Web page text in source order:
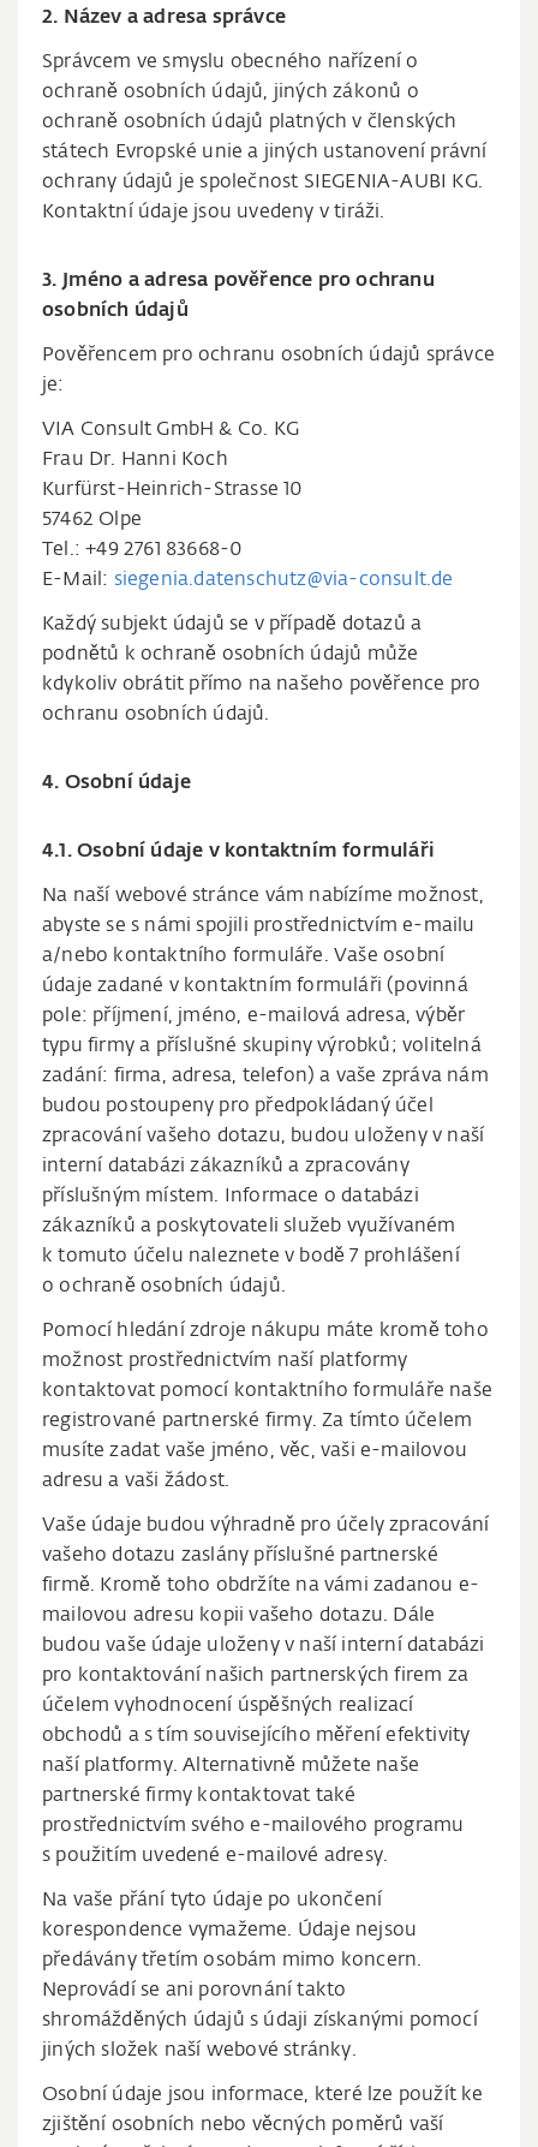
2. Název a adresa správce
Správcem ve smyslu obecného nařízení o
ochraně osobních údajů, jiných zákonů o
ochraně osobních údajů platných v členských
státech Evropské unie a jiných ustanovení právní
ochrany údajů je společnost SIEGENIA-AUBI KG.
Kontaktní údaje jsou uvedeny v tiráži.
3. Jméno a adresa pověřence pro ochranu
osobních údajů
Pověřencem pro ochranu osobních údajů správce
je:
VIA Consult GmbH & Co. KG
Frau Dr. Hanni Koch
Kurfürst-Heinrich-Strasse 10
57462 Olpe
Tel.: +49 2761 83668-0
E-Mail: siegenia.datenschutz@via-consult.de
Každý subjekt údajů se v případě dotazů a
podnětů k ochraně osobních údajů může
kdykoliv obrátit přímo na našeho pověřence pro
ochranu osobních údajů.
4. Osobní údaje
4.1. Osobní údaje v kontaktním formuláři
Na naší webové stránce vám nabízíme možnost,
abyste se s námi spojili prostřednictvím e-mailu
a/nebo kontaktního formuláře. Vaše osobní
údaje zadané v kontaktním formuláři (povinná
pole: příjmení, jméno, e-mailová adresa, výběr
typu firmy a příslušné skupiny výrobků; volitelná
zadání: firma, adresa, telefon) a vaše zpráva nám
budou postoupeny pro předpokládaný účel
zpracování vašeho dotazu, budou uloženy v naší
interní databázi zákazníků a zpracovány
příslušným místem. Informace o databázi
zákazníků a poskytovateli služeb využívaném
k tomuto účelu naleznete v bodě 7 prohlášení
o ochraně osobních údajů.
Pomocí hledání zdroje nákupu máte kromě toho
možnost prostřednictvím naší platformy
kontaktovat pomocí kontaktního formuláře naše
registrované partnerské firmy. Za tímto účelem
musíte zadat vaše jméno, věc, vaši e-mailovou
adresu a vaši žádost.
Vaše údaje budou výhradně pro účely zpracování
vašeho dotazu zaslány příslušné partnerské
firmě. Kromě toho obdržíte na vámi zadanou e-
mailovou adresu kopii vašeho dotazu. Dále
budou vaše údaje uloženy v naší interní databázi
pro kontaktování našich partnerských firem za
účelem vyhodnocení úspěšných realizací
obchodů a s tím souvisejícího měření efektivity
naší platformy. Alternativně můžete naše
partnerské firmy kontaktovat také
prostřednictvím svého e-mailového programu
s použitím uvedené e-mailové adresy.
Na vaše přání tyto údaje po ukončení
korespondence vymažeme. Údaje nejsou
předávány třetím osobám mimo koncern.
Neprovádí se ani porovnání takto
shromážděných údajů s údaji získanými pomocí
jiných složek naší webové stránky.
Osobní údaje jsou informace, které lze použít ke
zjištění osobních nebo věcných poměrů vaší